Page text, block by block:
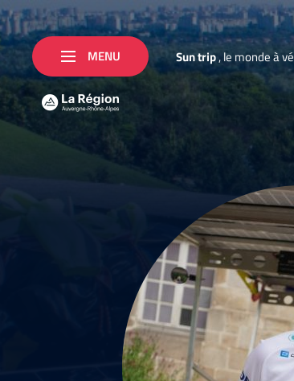
MENU Suntrip,le mondeàvé